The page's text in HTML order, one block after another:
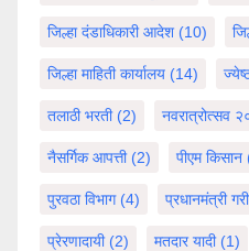
जिल्हा दंडाधिकारी आदेश (10)
जिल्हा माहिती कार्यालय (14)
तलाठी भरती(2) नवरात्रोत्सव
नैसर्गिक आपत्ती(2) पीएम किसान
पुरवठा विभाग(4) प्रधानमंत्री
प्रेरणादायी(2) मतदार यादी(1)